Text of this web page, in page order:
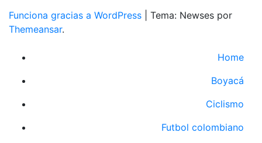
Funciona gracias a WordPress
Tema: Newses por
Themeansar.
Home
Boyacá
Ciclismo
Futbol colombiano